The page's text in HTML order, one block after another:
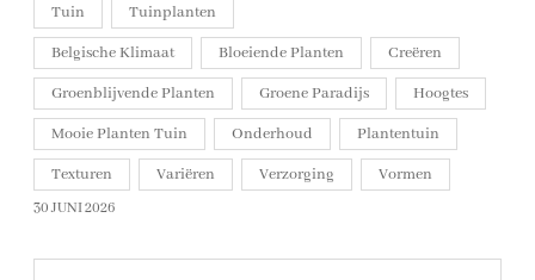
Tuin
Tuinplanten
Belgische Klimaat
Bloeiende Planten
Creëren
Groenblijvende Planten
Groene Paradijs
Hoogtes
Mooie Planten Tuin
Onderhoud
Plantentuin
Texturen
Variëren Verzorging Vormen
30 JUNI 2026